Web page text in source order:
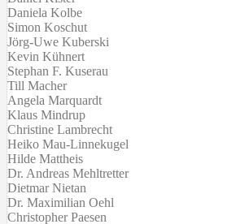
Daniela Kolbe
Simon Koschut
Jörg-Uwe Kuberski
Kevin Kühnert
Stephan F. Kuserau
Till Macher
Angela Marquardt
Klaus Mindrup
Christine Lambrecht
Heiko Mau-Linnekugel
Hilde Mattheis
Dr. Andreas Mehltretter
Dietmar Nietan
Dr. Maximilian Oehl
Christopher Paesen